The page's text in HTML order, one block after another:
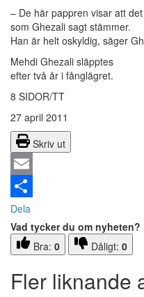
– De här pappren visar att det
som Ghezali sagt stämmer.
Han är helt oskyldig, säger
Mehdi Ghezali släpptes
efter två år i fånglägret.
8 SIDOR/TT
27 april 2011
Skriv ut
Email
Dela
Vad tycker du om nyheten?
Bra: 0 Dåligt: 0
Fler liknande